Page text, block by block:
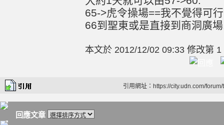
65->虎令操場==我不覺得可
66到聖東或是直接到商洞廣
本文於 2012/12/02 09:33 修改第 1
引用網址：https://city.udn.com/
回應文章